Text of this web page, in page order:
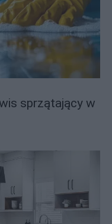
sprzątający w